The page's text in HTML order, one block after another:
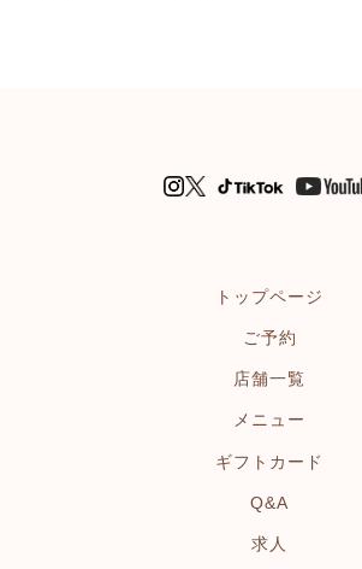
トップページ
ご予約
店舗一覧
メニュー
ギフトカード
Q&A
求人